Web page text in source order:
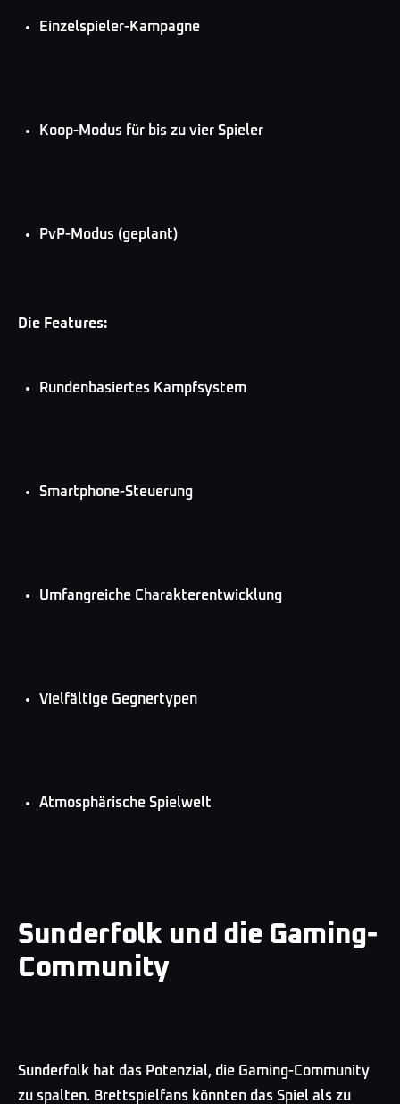
Einzelspieler-Kampagne
Koop-Modus für bis zu vier Spieler
PvP-Modus (geplant)
Die Features:
Rundenbasiertes Kampfsystem
Smartphone-Steuerung
Umfangreiche Charakterentwicklung
Vielfältige Gegnertypen
Atmosphärische Spielwelt
Sunderfolk und die Gaming-
Community
Sunderfolk hat das Potenzial, die Gaming-Community
zu spalten. Brettspielfans könnten das Spiel als zu